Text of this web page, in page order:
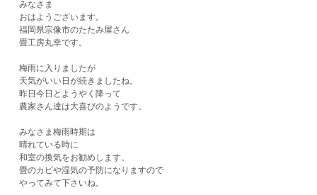
みなさま
おはようございます。
福岡県宗像市のたたみ屋さん
畳工房丸幸です。
梅雨に入りましたが
天気がいい日が続きましたね。
昨日今日とようやく降って
農家さん達は大喜びのようです。
みなさま梅雨時期は
晴れている時に
和室の換気をお勧めします。
畳のカビや湿気の予防になりますので
やってみて下さいね。